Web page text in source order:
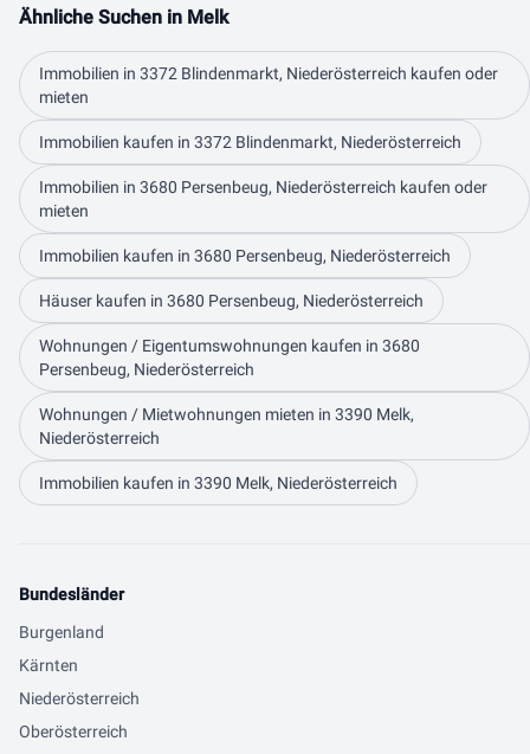
Ähnliche Suchen in Melk
Immobilien in 3372 Blindenmarkt, Niederösterreich kaufen oder
mieten
Immobilien kaufen in 3372 Blindenmarkt, Niederösterreich
Immobilien in 3680 Persenbeug, Niederösterreich kaufen oder
mieten
Immobilien kaufen in 3680 Persenbeug, Niederösterreich
Häuser kaufen in 3680 Persenbeug, Niederösterreich
Wohnungen / Eigentumswohnungen kaufen in 3680
Persenbeug, Niederösterreich
Wohnungen / Mietwohnungen mieten in 3390 Melk,
Niederösterreich
Immobilien kaufen in 3390 Melk, Niederösterreich
Bundesländer
Burgenland
Kärnten
Niederösterreich
Oberösterreich